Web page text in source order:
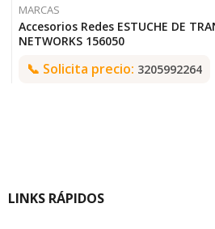
MARCAS
Accesorios Redes ESTUCHE DE
NETWORKS 156050
📞 Solicita precio: 3205992264
LINKS RÁPIDOS